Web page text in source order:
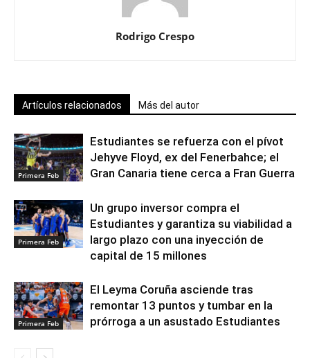
Rodrigo Crespo
Artículos relacionados Más del autor
Primera Feb
Estudiantes se refuerza con el pívot
Jehyve Floyd, ex del Fenerbahce; el
Gran Canaria tiene cerca a Fran Guerra
Primera Feb
Un grupo inversor compra el
Estudiantes y garantiza su viabilidad a
largo plazo con una inyección de
capital de 15 millones
Primera Feb
El Leyma Coruña asciende tras
remontar 13 puntos y tumbar en la
prórroga a un asustado Estudiantes